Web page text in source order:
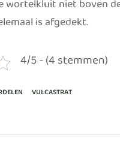
wortelkluit niet boven
is afgedekt.
4/5 - (4 stemmen)
VULCASTRAT